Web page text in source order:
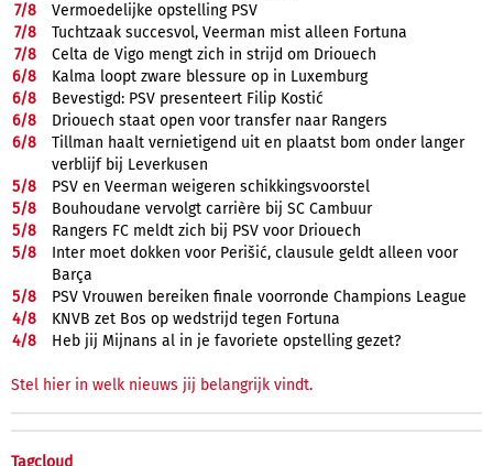
7/8
Vermoedelijke opstelling PSV
7/8
Tuchtzaak succesvol, Veerman mist alleen Fortuna
7/8
Celta de Vigo mengt zich in strijd om Driouech
6/8
Kalma loopt zware blessure op in Luxemburg
6/8
Bevestigd: PSV presenteert Filip Kostić
6/8
Driouech staat open voor transfer naar Rangers
6/8
Tillman haalt vernietigend uit en plaatst bom onder langer
verblijf bij Leverkusen
5/8
PSV en Veerman weigeren schikkingsvoorstel
5/8
Bouhoudane vervolgt carrière bij SC Cambuur
5/8
Rangers FC meldt zich bij PSV voor Driouech
5/8
Inter moet dokken voor Perišić, clausule geldt alleen voor
Barça
5/8
PSV Vrouwen bereiken finale voorronde Champions League
4/8
KNVB zet Bos op wedstrijd tegen Fortuna
4/8 Heb jij Mijnans al in je favoriete opstelling gezet?
Stel hier in welk nieuws jij belangrijk vindt.